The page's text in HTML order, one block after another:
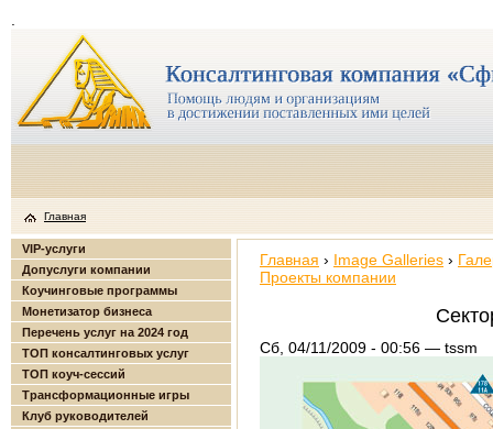
Главная
VIP-услуги
Допуслуги компании
Коучинговые программы
Монетизатор бизнеса
Перечень услуг на 2024 год
ТОП консалтинговых услуг
ТОП коуч-сессий
Трансформационные игры
Клуб руководителей
Главная › Image Galleries ›
Проекты компании
Сб, 04/11/2009 - 00:56 — tssm